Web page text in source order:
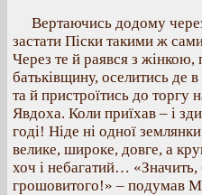
Вертаючись додому
застати Піски такими ж
Через те й раявся з
батьківщину, оселитись де
та й пристроїтись до торгу
Явдоха. Коли приїхав – і
годі! Ніде ні одної
велике, широке, довге, а
хоч і небагатий…
грошовитого!» – подумав